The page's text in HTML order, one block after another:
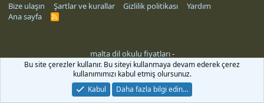
Bize ulaşın Şartlar ve kurallar Gizlilik politikası
Yardım
Ana sayfa
R
malta dil okulu fiyatları-
Bu site çerezler kullanır. Bu siteyi kullanmaya devam ederek çerez
kullanımımızı kabul etmiş olursunuz.
Kabul
Daha fazla bilgi edin…